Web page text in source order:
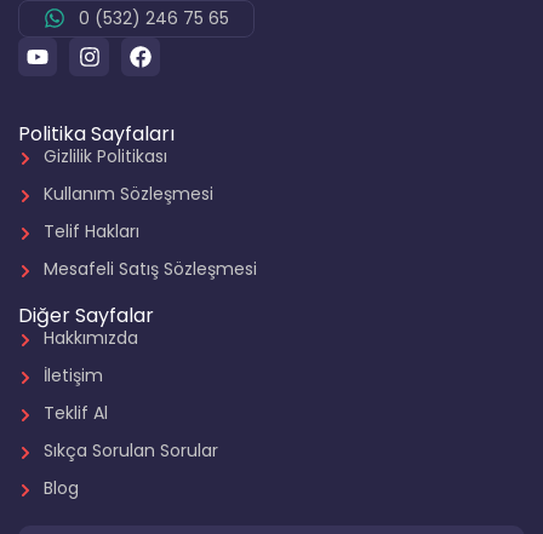
0 (532) 246 75 65
Politika Sayfaları
Gizlilik Politikası
Kullanım Sözleşmesi
Telif Hakları
Mesafeli Satış Sözleşmesi
Diğer Sayfalar
Hakkımızda
İletişim
Teklif Al
Sıkça Sorulan Sorular
Blog